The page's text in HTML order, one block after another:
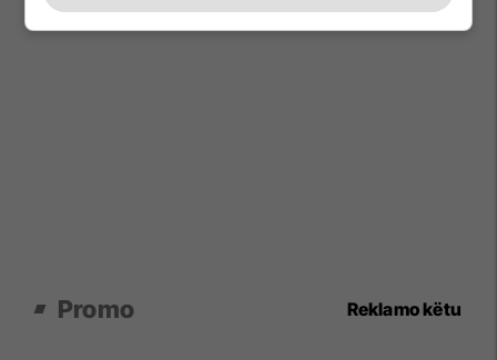
Promo Reklamo këtu